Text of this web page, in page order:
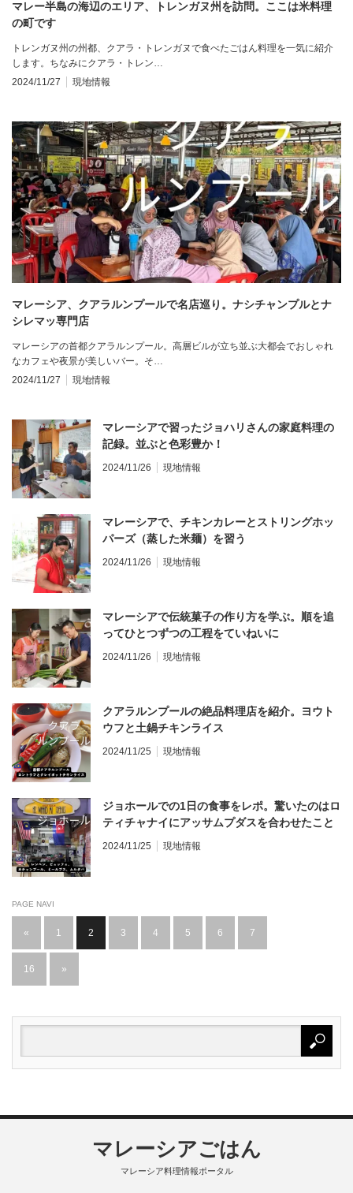
マレー半島の海辺のエリア、トレンガヌ州を訪問。ここは米料理
の町です
トレンガヌ州の州都、クアラ・トレンガヌで食べたごはん料理を一気に紹介
します。ちなみにクアラ・トレン…
2024/11/27
現地情報
マレーシア、クアラルンプールで名店巡り。ナシチャンプルとナ
シレマッ専門店
マレーシアの首都クアラルンプール。高層ビルが立ち並ぶ大都会でおしゃれ
なカフェや夜景が美しいバー。そ…
2024/11/27
現地情報
マレーシアで習ったジョハリさんの家庭料理の
記録。並ぶと色彩豊か！
2024/11/26 現地情報
マレーシアで、チキンカレーとストリングホッ
パーズ（蒸した米麺）を習う
2024/11/26 現地情報
マレーシアで伝統菓子の作り方を学ぶ。順を追
ってひとつずつの工程をていねいに
2024/11/26 現地情報
クアラルンプールの絶品料理店を紹介。ヨウト
ウフと土鍋チキンライス
2024/11/25 現地情報
ジョホールでの1日の食事をレポ。驚いたのはロ
ティチャナイにアッサムプダスを合わせたこと
2024/11/25 現地情報
PAGE NAVI
« 1 2 3 4 5 6 7
16 »
マレーシアごはん
マレーシア料理情報ポータル